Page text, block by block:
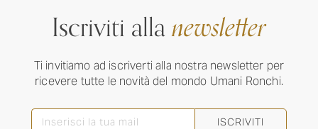
Iscriviti allanewsletter
Ti invitiamo ad iscriverti alla nostra newsletter per
ricevere tutte le novità del mondo Umani Ronchi.
ISCRIVITI